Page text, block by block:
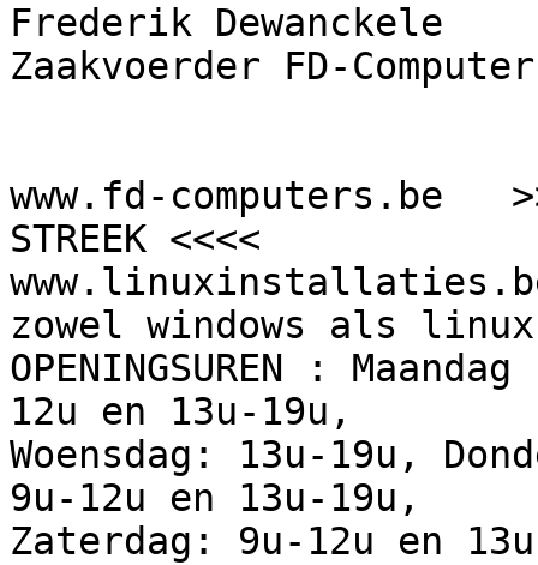
Frederik Dewanckele
Zaakvoerder FD-
www.fd-computers.be
STREEK <<<<
zowel windows als
OPENINGSUREN :
12u en 13u-19u,
Woensdag: 13u-19u,
9u-12u en 13u-19u,
Zaterdag: 9u-12u en